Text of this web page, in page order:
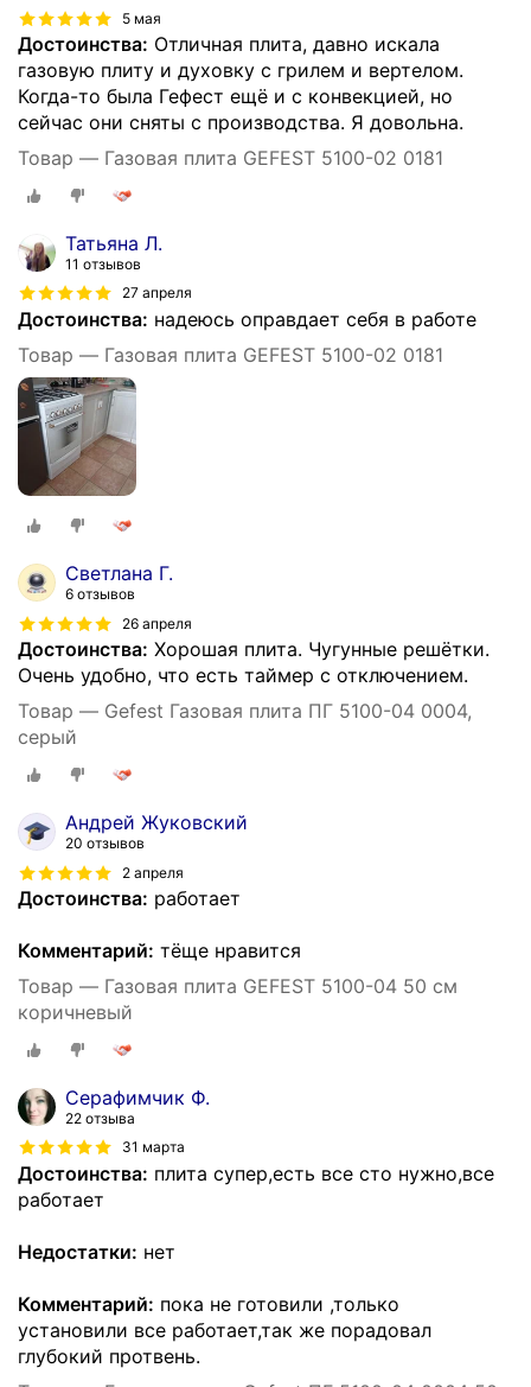
5 мая
Достоинства: Отличная плита, давно искала
газовую плиту и духовку с грилем и вертелом.
Когда-то была Гефест ещё и с конвекцией, но
сейчас они сняты с производства. Я довольна.
Товар — Газовая плита GEFEST 5100-02 0181
Татьяна Л.
11 отзывов
27 апреля
Достоинства: надеюсь оправдает себя в работе
Товар — Газовая плита GEFEST 5100-02 0181
Светлана Г.
6 отзывов
26 апреля
Достоинства: Хорошая плита. Чугунные решётки.
Очень удобно, что есть таймер с отключением.
Товар — Gefest Газовая плита ПГ 5100-04 0004,
серый
Андрей Жуковский
20 отзывов
2 апреля
Достоинства: работает
Комментарий: тёще нравится
Товар — Газовая плита GEFEST 5100-04 50 см
коричневый
Серафимчик Ф.
22 отзыва
31 марта
Достоинства: плита супер,есть все сто нужно,все
работает
Недостатки: нет
Комментарий: пока не готовили ,только
установили все работает,так же порадовал
глубокий протвень.